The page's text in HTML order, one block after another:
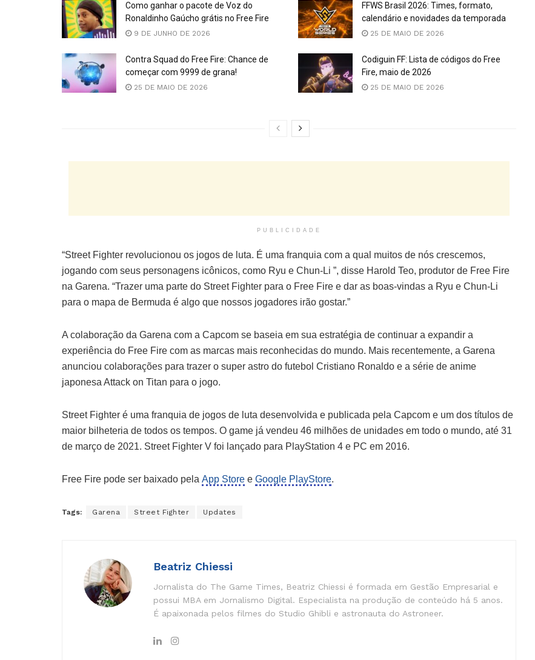
Como ganhar o pacote de Voz do
Ronaldinho Gaúcho grátis no Free Fire
9 DE JUNHO DE 2026
FFWS Brasil 2026: Times, formato,
calendário e novidades da temporada
25 DE MAIO DE 2026
Contra Squad do Free Fire: Chance de
começar com 9999 de grana!
25 DE MAIO DE 2026
Codiguin FF: Lista de códigos do Free
Fire, maio de 2026
25 DE MAIO DE 2026
PUBLICIDADE
“Street Fighter revolucionou os jogos de luta. É uma franquia com a qual muitos de nós crescemos,
jogando com seus personagens icônicos, como Ryu e Chun-Li ”, disse Harold Teo, produtor de Free Fire
na Garena. “Trazer uma parte do Street Fighter para o Free Fire e dar as boas-vindas a Ryu e Chun-Li
para o mapa de Bermuda é algo que nossos jogadores irão gostar.”
A colaboração da Garena com a Capcom se baseia em sua estratégia de continuar a expandir a
experiência do Free Fire com as marcas mais reconhecidas do mundo. Mais recentemente, a Garena
anunciou colaborações para trazer o super astro do futebol Cristiano Ronaldo e a série de anime
japonesa Attack on Titan para o jogo.
Street Fighter é uma franquia de jogos de luta desenvolvida e publicada pela Capcom e um dos títulos de
maior bilheteria de todos os tempos. O game já vendeu 46 milhões de unidades em todo o mundo, até 31
de março de 2021. Street Fighter V foi lançado para PlayStation 4 e PC em 2016.
Free Fire pode ser baixado pela App Store e Google PlayStore.
Tags: Garena Street Fighter Updates
Beatriz Chiessi
Jornalista do The Game Times, Beatriz Chiessi é formada em Gestão Empresarial e
possui MBA em Jornalismo Digital. Especialista na produção de conteúdo há 5 anos.
É apaixonada pelos filmes do Studio Ghibli e astronauta do Astroneer.